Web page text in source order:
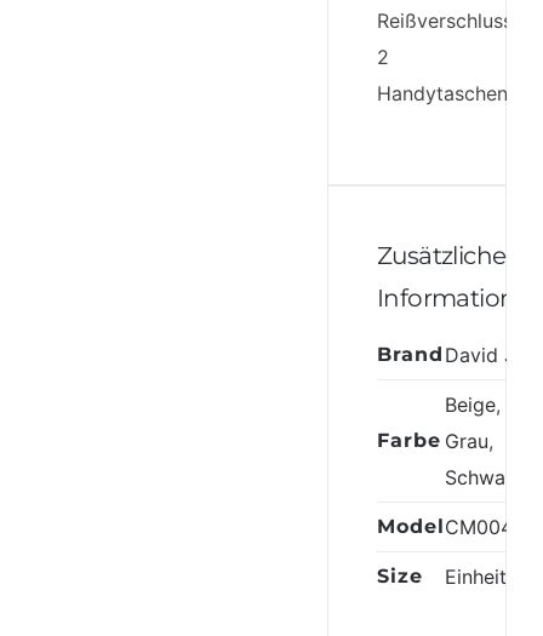
2
Handytaschen.
Zusätzliche
Brand David
Farbe
Beige,
Grau,
Schwarz
ModelCM0045-
Size